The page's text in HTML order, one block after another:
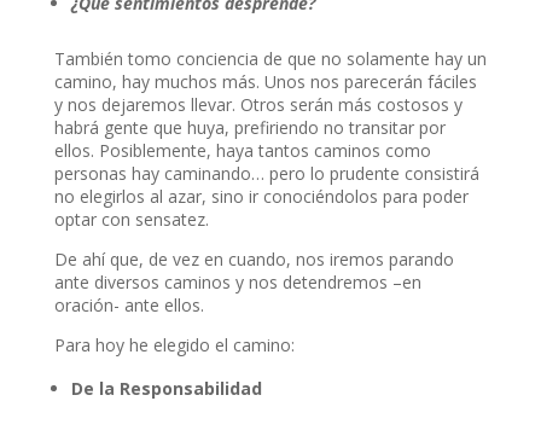
También tomo conciencia de que no solamente hay un
camino, hay muchos más. Unos nos parecerán fáciles
y nos dejaremos llevar. Otros serán más costosos y
habrá gente que huya, prefiriendo no transitar por
ellos. Posiblemente, haya tantos caminos como
personas hay caminando… pero lo prudente consistirá
no elegirlos al azar, sino ir conociéndolos para poder
optar con sensatez.
De ahí que, de vez en cuando, nos iremos parando
ante diversos caminos y nos detendremos –en
oración- ante ellos.
Para hoy he elegido el camino:
De la Responsabilidad